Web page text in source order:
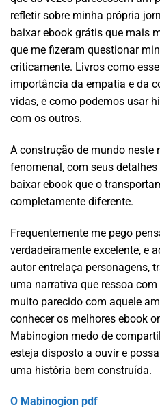
refletir sobre minha própria
baixar ebook grátis que mais
que me fizeram questionar
criticamente. Livros como
importância da empatia e da
vidas, e como podemos usar
com os outros.
A construção de mundo neste
fenomenal, com seus
baixar ebook que o
completamente diferente.
Frequentemente me pego
verdadeiramente excelente, e
autor entrelaça personagens,
uma narrativa que ressoa
muito parecido com aquele
conhecer os melhores ebook
Mabinogion medo de
esteja disposto a ouvir e
uma história bem construída.
O Mabinogion pdf